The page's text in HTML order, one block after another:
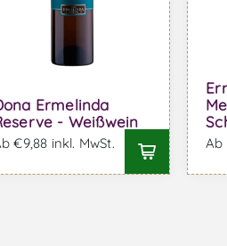
Ermelinda
- Weißwein
€9,88 inkl. MwSt. Ab